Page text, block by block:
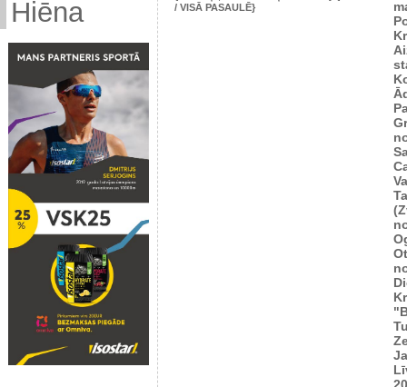
Hiēna
/ VISĀ PASAULĒ}